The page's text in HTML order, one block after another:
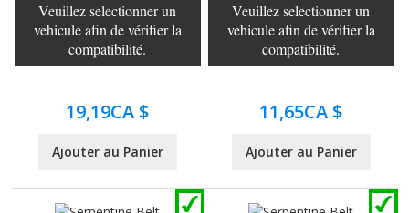
Veuillez selectionner un
vehicule afin de vérifier la
compatibilité.
19,19CA $
Ajouter au Panier
Veuillez selectionner un
vehicule afin de vérifier la
compatibilité.
11,65CA $
Ajouter au Panier